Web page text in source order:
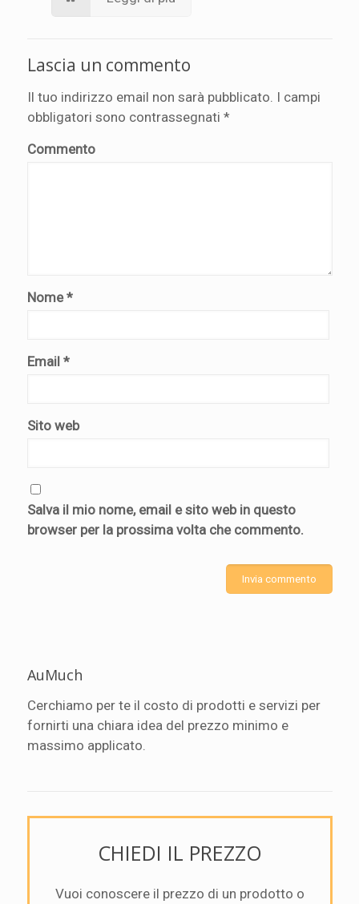
Lascia un commento
Il tuo indirizzo email non sarà pubblicato. I campi
obbligatori sono contrassegnati *
Commento
Nome*
Email *
Sito web
Salva il mio nome, email e sito web in questo
browser per la prossima volta che commento.
AuMuch
Cerchiamo per te il costo di prodotti e servizi per
fornirti una chiara idea del prezzo minimo e
massimo applicato.
CHIEDI IL PREZZO
Vuoi conoscere il prezzo di un prodotto o